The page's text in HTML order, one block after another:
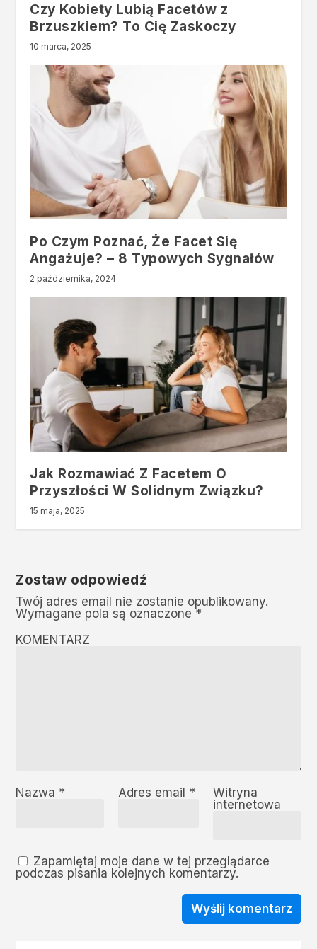
Czy Kobiety Lubią Facetów z
Brzuszkiem? To Cię Zaskoczy
10 marca, 2025
Po Czym Poznać, Że Facet Się
Angażuje? – 8 Typowych Sygnałów
2 października, 2024
Jak Rozmawiać Z Facetem O
Przyszłości W Solidnym Związku?
15 maja, 2025
Zostaw odpowiedź
Twój adres email nie zostanie opublikowany.
Wymagane pola są oznaczone*
KOMENTARZ
Nazwa * Adres email *
Witryna
internetowa
Zapamiętaj moje dane w tej przeglądarce
podczas pisania kolejnych komentarzy.